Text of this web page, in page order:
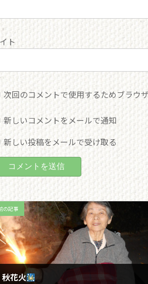
ト
次回のコメントで使用するためブラウ
新しいコメントをメールで通知
新しい投稿をメールで受け取る
の記事
秋花火